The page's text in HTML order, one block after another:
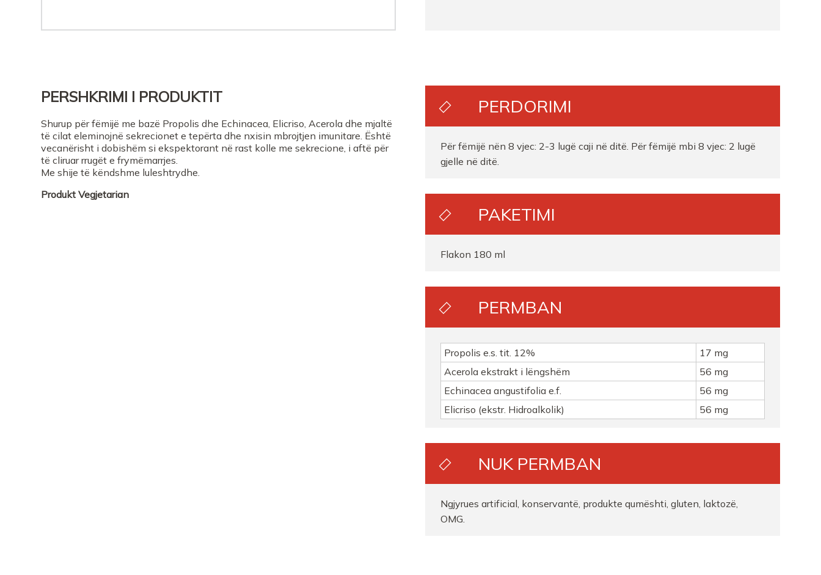
PERSHKRIMI I PRODUKTIT
Shurup për fëmijë me bazë Propolis dhe Echinacea, Elicriso, Acerola dhe mjaltë
të cilat eleminojnë sekrecionet e tepërta dhe nxisin mbrojtjen imunitare. Është
vecanërisht i dobishëm si ekspektorant në rast kolle me sekrecione, i aftë për
të cliruar rrugët e frymëmarrjes.
Me shije të këndshme luleshtrydhe.
Produkt Vegjetarian
PERDORIMI
Për fëmijë nën 8 vjec: 2-3 lugë caji në ditë. Për fëmijë mbi 8 vjec: 2 lugë
gjelle në ditë.
PAKETIMI
Flakon 180 ml
PERMBAN
Propolis e.s. tit. 12%
17 mg
Acerola ekstrakt i lëngshëm
56 mg
Echinacea angustifolia e.f.
56 mg
Elicriso (ekstr. Hidroalkolik)
56 mg
NUK PERMBAN
Ngjyrues artificial, konservantë, produkte qumështi, gluten, laktozë,
OMG.